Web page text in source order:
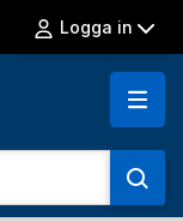
Logga in